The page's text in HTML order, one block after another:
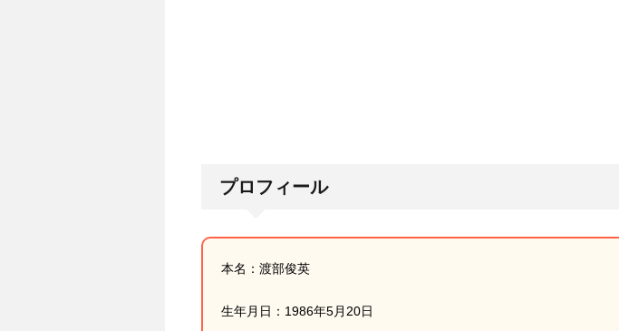
プロフィール
本名：渡部俊英
生年月日：1986年5月20日